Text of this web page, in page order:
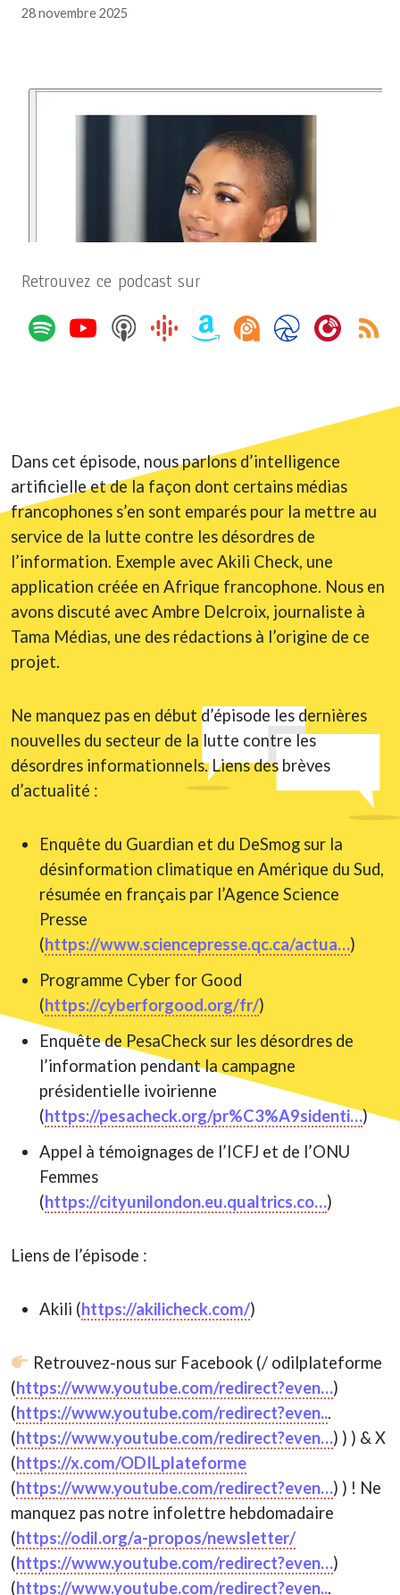
28 novembre 2025
Retrouvez ce podcast sur
Dans cet épisode, nous parlons d’intelligence
artificielle et de la façon dont certains médias
francophones s’en sont emparés pour la mettre au
service de la lutte contre les désordres de
l’information. Exemple avec Akili Check, une
application créée en Afrique francophone. Nous en
avons discuté avec Ambre Delcroix, journaliste à
Tama Médias, une des rédactions à l’origine de ce
projet.
Ne manquez pas en début d’épisode les dernières
nouvelles du secteur de la lutte contre les
désordres informationnels. Liens des brèves
d’actualité :
Enquête du Guardian et du DeSmog sur la
désinformation climatique en Amérique du Sud,
résumée en français par l’Agence Science
Presse
(https://www.sciencepresse.qc.ca/actua…)
Programme Cyber for Good
(https://cyberforgood.org/fr/)
Enquête de PesaCheck sur les désordres de
l’information pendant la campagne
présidentielle ivoirienne
(https://pesacheck.org/pr%C3%A9sidenti…)
Appel à témoignages de l’ICFJ et de l’ONU
Femmes
(https://cityunilondon.eu.qualtrics.co…)
Liens de l’épisode :
Akili (https://akilicheck.com/)
Retrouvez-nous sur Facebook (/ odilplateforme
(https://www.youtube.com/redirect?even…)
(https://www.youtube.com/redirect?even...
(https://www.youtube.com/redirect?even…) ) ) & X
(https://x.com/ODILplateforme
(https://www.youtube.com/redirect?even…) ) ! Ne
manquez pas notre infolettre hebdomadaire
(https://odil.org/a-propos/newsletter/
(https://www.youtube.com/redirect?even…)
(https://www.youtube.com/redirect?even...